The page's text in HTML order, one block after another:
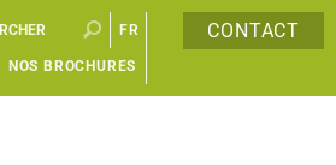
CONTACT
EN
FR
NOS BROCHURES